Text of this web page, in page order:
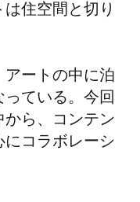
住空間と切り
ートの中に泊
ている。今回
から、コンテン
にコラボレーシ